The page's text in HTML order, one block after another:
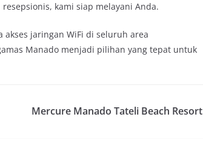
kami siap melayani Anda.
jaringan WiFi di seluruh area
Manado menjadi pilihan yang tepat untuk
Mercure Manado Tateli Beach Resort